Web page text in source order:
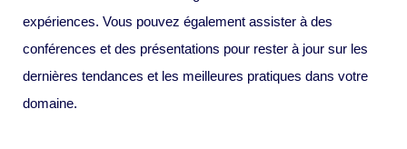
expériences. Vous pouvez également assister à des
conférences et des présentations pour rester à jour sur les
dernières tendances et les meilleures pratiques dans votre
domaine.